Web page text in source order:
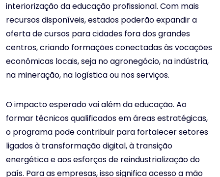
interiorização da educação profissional. Com mais
recursos disponíveis, estados poderão expandir a
oferta de cursos para cidades fora dos grandes
centros, criando formações conectadas às vocações
econômicas locais, seja no agronegócio, na indústria,
na mineração, na logística ou nos serviços.
O impacto esperado vai além da educação. Ao
formar técnicos qualificados em áreas estratégicas,
o programa pode contribuir para fortalecer setores
ligados à transformação digital, à transição
energética e aos esforços de reindustrialização do
país. Para as empresas, isso significa acesso a mão